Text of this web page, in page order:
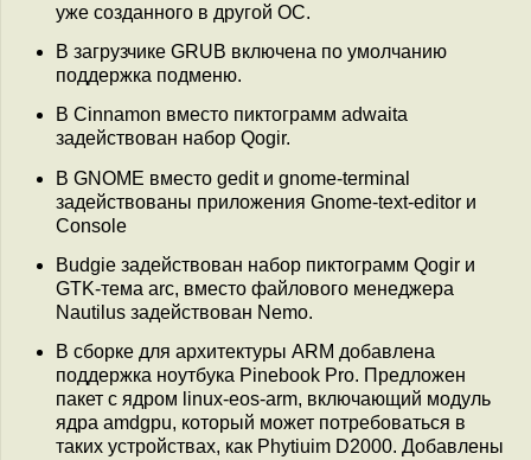
уже созданного в другой ОС.
В загрузчике GRUB включена по умолчанию
поддержка подменю.
В Cinnamon вместо пиктограмм adwaita
задействован набор Qogir.
В GNOME вместо gedit и gnome-terminal
задействованы приложения Gnome-text-editor и
Console
Вudgie задействован набор пиктограмм Qogir и
GTK-тема arc, вместо файлового менеджера
Nautilus задействован Nemo.
В сборке для архитектуры ARM добавлена
поддержка ноутбука Pinebook Pro. Предложен
пакет с ядром linux-eos-arm, включающий модуль
ядра amdgpu, который может потребоваться в
таких устройствах, как Phytiuim D2000. Добавлены